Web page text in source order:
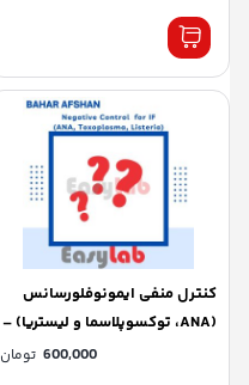
کنترل منفی ایمونوفلورسانس
(ANA، توکسوپلاسما و لیستریا) –
600,000 تومان